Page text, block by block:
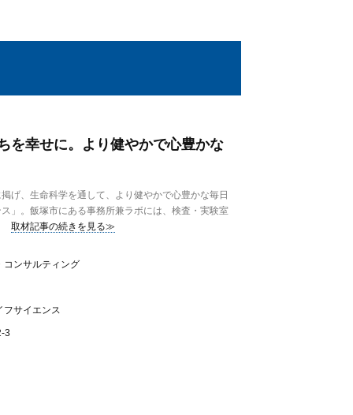
を幸せに。より健やかで心豊かな
げ、生命科学を通して、より健やかで心豊かな毎日
」。飯塚市にある事務所兼ラボには、検査・実験室
取材記事の続きを見る≫
コンサルティング
フサイエンス
3